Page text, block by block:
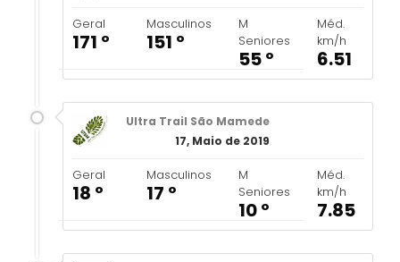
Geral
171 º
Masculinos
151 º
M
Seniores
55 º
Méd.
km/h
6.51
Ultra Trail São Mamede
17, Maio de 2019
Geral
18 º
Masculinos
17 º
M
Seniores
10 º
Méd.
km/h
7.85